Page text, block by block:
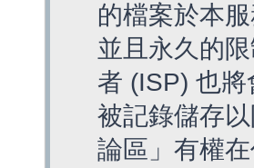
的檔案於本
並且永久的
者 (ISP) 也
被記錄儲存
論區」有權